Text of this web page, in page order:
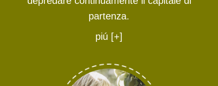
partenza.
piú [+]